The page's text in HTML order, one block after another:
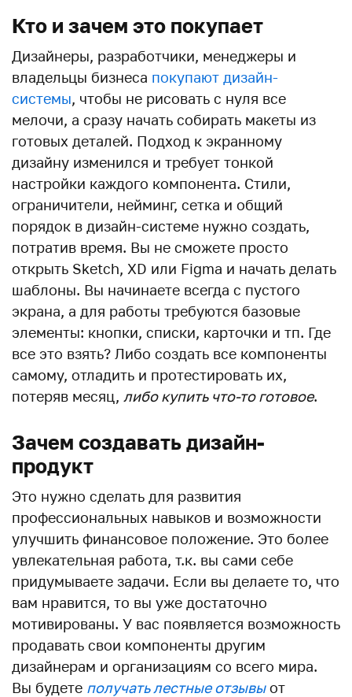
Кто и зачем это покупает
Дизайнеры, разработчики, менеджеры и
владельцы бизнеса покупают дизайн-
системы, чтобы не рисовать с нуля все
мелочи, а сразу начать собирать макеты из
готовых деталей. Подход к экранному
дизайну изменился и требует тонкой
настройки каждого компонента. Стили,
ограничители, нейминг, сетка и общий
порядок в дизайн-системе нужно создать,
потратив время. Вы не сможете просто
открыть Sketch, XD или Figma и начать делать
шаблоны. Вы начинаете всегда с пустого
экрана, а для работы требуются базовые
элементы: кнопки, списки, карточки и тп. Где
все это взять? Либо создать все компоненты
самому, отладить и протестировать их,
потеряв месяц, либо купить что-то готовое.
Зачем создавать дизайн-
продукт
Это нужно сделать для развития
профессиональных навыков и возможности
улучшить финансовое положение. Это более
увлекательная работа, т.к. вы сами себе
придумываете задачи. Если вы делаете то, что
вам нравится, то вы уже достаточно
мотивированы. У вас появляется возможность
продавать свои компоненты другим
дизайнерам и организациям со всего мира.
Вы будете получать лестные отзывыот